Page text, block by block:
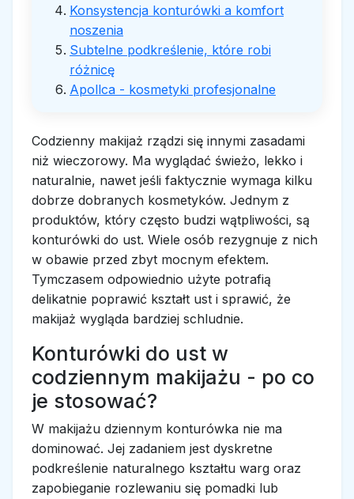
Konsystencja konturówki a komfort
noszenia
Subtelne podkreślenie, które robi
różnicę
Apollca - kosmetyki profesjonalne
Codzienny makijaż rządzi się innymi zasadami
niż wieczorowy. Ma wyglądać świeżo, lekko i
naturalnie, nawet jeśli faktycznie wymaga kilku
dobrze dobranych kosmetyków. Jednym z
produktów, który często budzi wątpliwości, są
konturówki do ust. Wiele osób rezygnuje z nich
w obawie przed zbyt mocnym efektem.
Tymczasem odpowiednio użyte potrafią
delikatnie poprawić kształt ust i sprawić, że
makijaż wygląda bardziej schludnie.
Konturówki do ust w
codziennym makijażu - po co
je stosować?
W makijażu dziennym konturówka nie ma
dominować. Jej zadaniem jest dyskretne
podkreślenie naturalnego kształtu warg oraz
zapobieganie rozlewaniu się pomadki lub